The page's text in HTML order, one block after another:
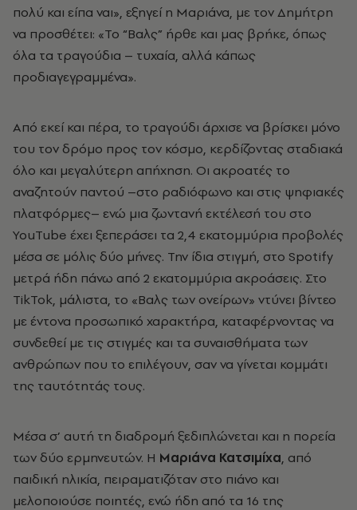
πολύ και είπα ναι», εξηγεί η Μαριάνα, με τον Δημήτρη
να προσθέτει: «Το “Βαλς” ήρθε και μας βρήκε, όπως
όλα τα τραγούδια – τυχαία, αλλά κάπως
προδιαγεγραμμένα».
Από εκεί και πέρα, το τραγούδι άρχισε να βρίσκει μόνο
του τον δρόμο προς τον κόσμο, κερδίζοντας σταδιακά
όλο και μεγαλύτερη απήχηση. Οι ακροατές το
αναζητούν παντού –στο ραδιόφωνο και στις ψηφιακές
πλατφόρμες– ενώ μια ζωντανή εκτέλεσή του στο
YouTube έχει ξεπεράσει τα 2,4 εκατομμύρια προβολές
μέσα σε μόλις δύο μήνες. Την ίδια στιγμή, στο Spotify
μετρά ήδη πάνω από 2 εκατομμύρια ακροάσεις. Στο
TikTok, μάλιστα, το «Βαλς των ονείρων» ντύνει βίντεο
με έντονα προσωπικό χαρακτήρα, καταφέρνοντας να
συνδεθεί με τις στιγμές και τα συναισθήματα των
ανθρώπων που το επιλέγουν, σαν να γίνεται κομμάτι
της ταυτότητάς τους.
Μέσα σ’ αυτή τη διαδρομή ξεδιπλώνεται και η πορεία
των δύο ερμηνευτών. Η Μαριάνα Κατσιμίχα, από
παιδική ηλικία, πειραματιζόταν στο πιάνο και
μελοποιούσε ποιητές, ενώ ήδη από τα 16 της